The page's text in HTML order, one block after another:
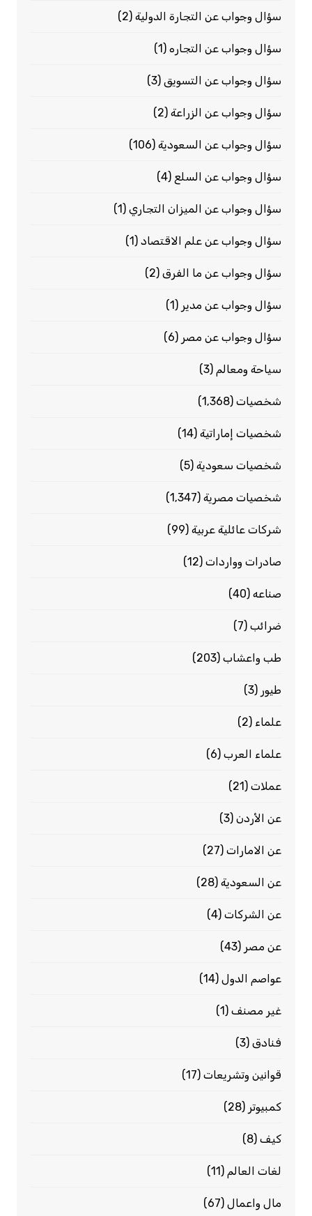
سؤال وجواب عن التجارة الدولية(2)
سؤال وجواب عن التجاره(1)
سؤال وجواب عن التسويق (3)
سؤال وجواب عن الزراعة(2)
سؤال وجواب عن السعودية(106)
سؤال وجواب عن السلع (4)
سؤال وجواب عن الميزان التجاري(1)
سؤال وجواب عن علم الاقتصاد(1)
سؤال وجواب عن ما الفرق(2)
سؤال وجواب عن مدير (1)
سؤال وجواب عن مصر (6)
سياحة ومعالم (3)
شخصيات(1٬368)
شخصيات إماراتية(14)
شخصيات سعودية(5)
شخصيات مصرية(1٬347)
شركات عائلية عربية(99)
صادرات وواردات(12)
صناعه(40)
ضرائب(7)
طب واعشاب(203)
طيور (3)
علماء (2)
علماء العرب(6)
عملات(21)
عن الأردن(3)
عن الامارات(27)
عن السعودية(28)
عن الشركات(4)
عن مصر (43)
عواصم الدول(14)
غير مصنف(1)
فنادق(3)
قوانين وتشريعات(17)
كمبيوتر (28)
كيف(8)
لغات العالم (11)
مال واعمال(67)